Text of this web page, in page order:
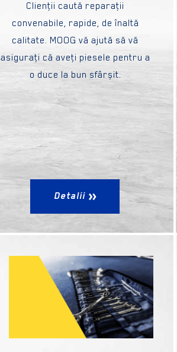
Clienţii caută reparaţii
convenabile, rapide, de înaltă
calitate. MOOG vă ajută să vă
asiguraţi că aveţi piesele pentru a
o duce la bun sfârșit.
Detalii